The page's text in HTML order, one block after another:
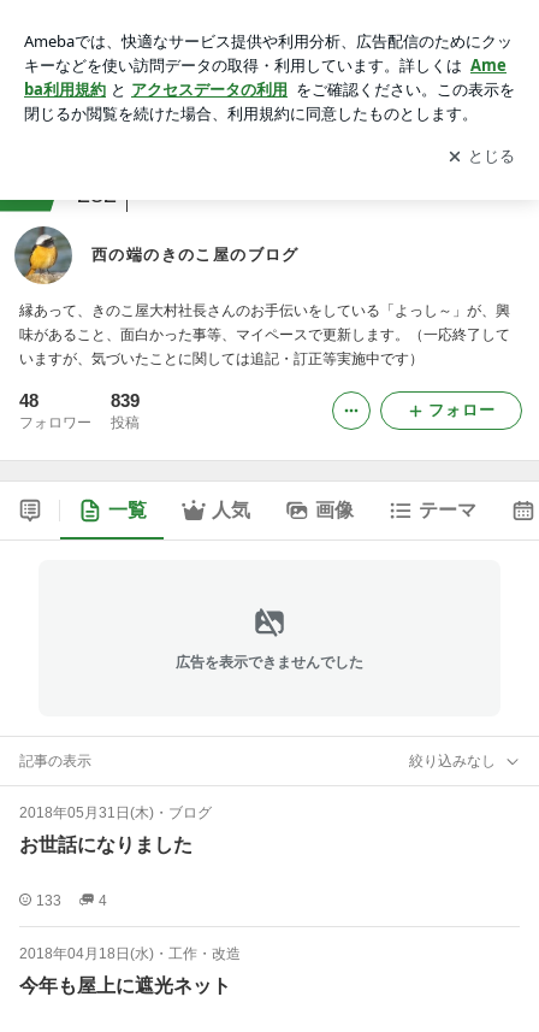
アプリをダウンロードして ブログの更新通知
を受け取りまし
ょう。
開く
282
西の端のきのこ屋のブログ
縁あって、きのこ屋大村社長さんのお手伝いをしている「よっし～」が、興
味があること、面白かった事等、マイペースで更新します。（一応終了して
いますが、気づいたことに関しては追記・訂正等実施中です）
48
フォロワー
839
投稿
フォロー
一覧 人気 画像 テーマ
広告を表示できませんでした
記事の表示 絞り込みなし
2018年05月31日(木) ・ ブログ
お世話になりました
133 4
2018年04月18日(水) ・ 工作・改造
今年も屋上に遮光ネット